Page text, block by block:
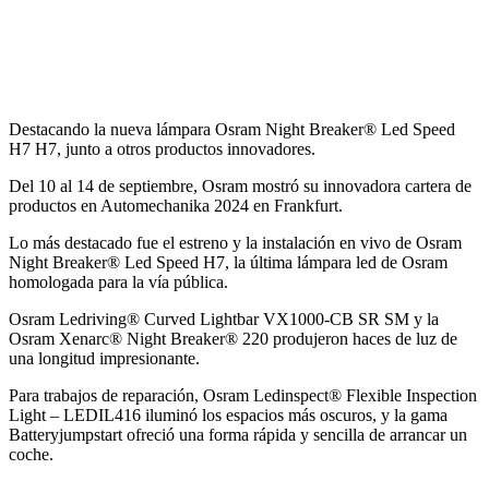
Destacando la nueva lámpara Osram Night Breaker® Led Speed
H7 H7, junto a otros productos innovadores.
Del 10 al 14 de septiembre, Osram mostró su innovadora cartera de
productos en Automechanika 2024 en Frankfurt.
Lo más destacado fue el estreno y la instalación en vivo de Osram
Night Breaker® Led Speed H7, la última lámpara led de Osram
homologada para la vía pública.
Osram Ledriving® Curved Lightbar VX1000-CB SR SM y la
Osram Xenarc® Night Breaker® 220 produjeron haces de luz de
una longitud impresionante.
Para trabajos de reparación, Osram Ledinspect® Flexible Inspection
Light – LEDIL416 iluminó los espacios más oscuros, y la gama
Batteryjumpstart ofreció una forma rápida y sencilla de arrancar un
coche.